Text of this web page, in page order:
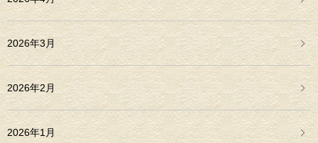
2026年3月
2026年2月
2026年1月